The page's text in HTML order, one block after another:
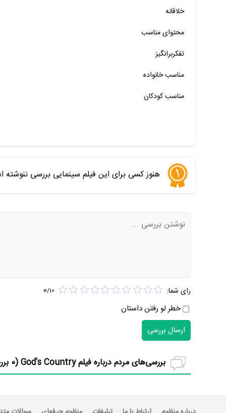
خیر
خیر تقریبا
خیر
خیر
خلاقانه
محتوای مناسب
تفکربرانگیز
مناسب خانواده‌
مناسب کودکان
هنوز کسی برای این فیلم سینمایی بررسی
رای شما: 0/10
خطر لو رفتن داستان
ارسال بررسی
بررسی‌های مردم درباره فیلم God's Country ( 0